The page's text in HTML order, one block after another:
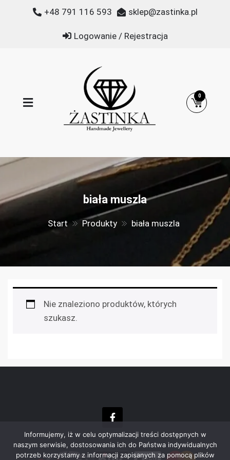
+48 791 116 593 sklep@zastinka.pl
Logowanie / Rejestracja
0
biała muszla
Start Produkty biała muszla
Nie znaleziono produktów, których
szukasz.
Informujemy, iż w celu optymalizacji treści dostępnych w
naszym serwisie, dostosowania ich do Państwa indywidualnych
potrzeb korzystamy z informacji zapisanych za pomocą plików